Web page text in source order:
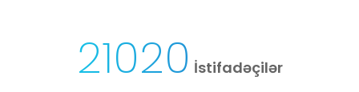
21020 İstifadəçilər